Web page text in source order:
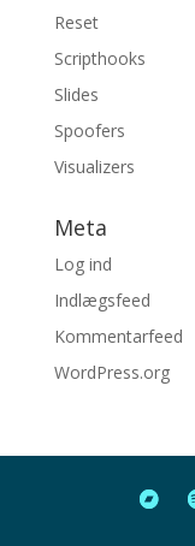
Reset
Scripthooks
Slides
Spoofers
Visualizers
Meta
Log ind
Indlægsfeed
Kommentarfeed
WordPress.org